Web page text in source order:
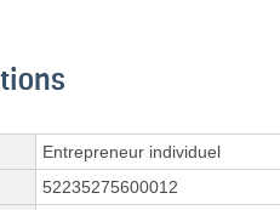
Entrepreneur individuel
52235275600012